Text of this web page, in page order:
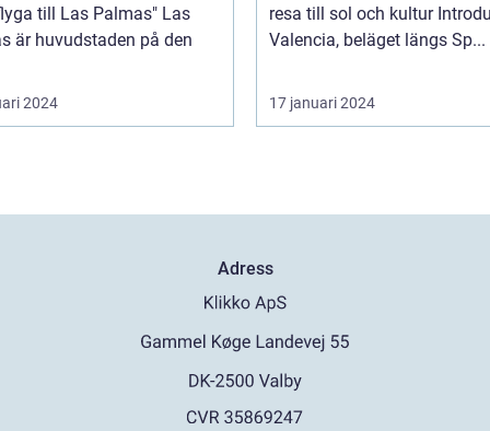
till Las Palmas" Las
är huvudstaden på den
2024
resa till sol och kultur Introduktion
Valencia, beläget längs Sp...
17 januari 2024
Adress